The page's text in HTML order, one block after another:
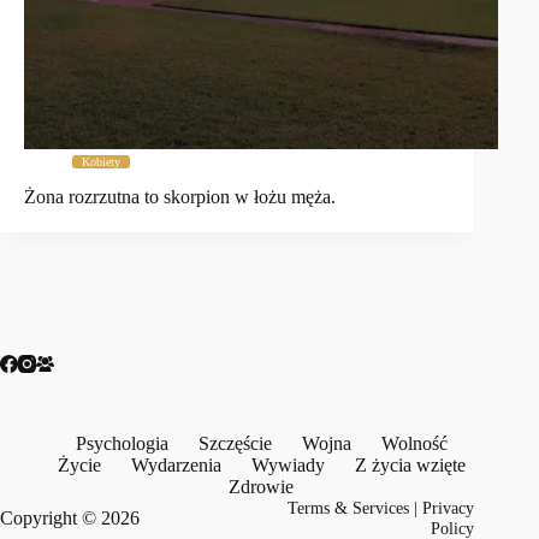
Kobiety
Żona rozrzutna to skorpion w łożu męża.
Psychologia Szczęście Wojna
Wolność
Życie
Wydarzenia Wywiady
Z życia wzięte
Zdrowie
Copyright © 2026
Terms & Services |Privacy
Policy